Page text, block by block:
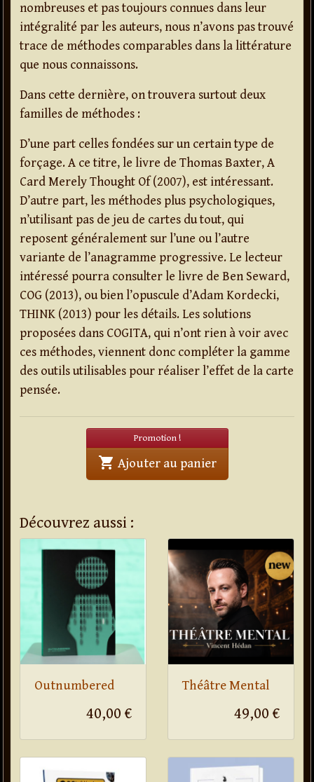
nombreuses et pas toujours connues dans leur
intégralité par les auteurs, nous n’avons pas trouvé
trace de méthodes comparables dans la littérature
que nous connaissons.
Dans cette dernière, on trouvera surtout deux
familles de méthodes :
D’une part celles fondées sur un certain type de
forçage. A ce titre, le livre de Thomas Baxter, A
Card Merely Thought Of (2007), est intéressant.
D’autre part, les méthodes plus psychologiques,
n’utilisant pas de jeu de cartes du tout, qui
reposent généralement sur l’une ou l’autre
variante de l’anagramme progressive. Le lecteur
intéressé pourra consulter le livre de Ben Seward,
COG (2013), ou bien l’opuscule d’Adam Kordecki,
THINK (2013) pour les détails. Les solutions
proposées dans COGITA, qui n’ont rien à voir avec
ces méthodes, viennent donc compléter la gamme
des outils utilisables pour réaliser l’effet de la carte
pensée.
Promotion !
shopping_cart Ajouter au panier' . Cogita - Livre
Découvrez aussi :
Outnumbered
40,00 €
Théâtre Mental
49,00 €